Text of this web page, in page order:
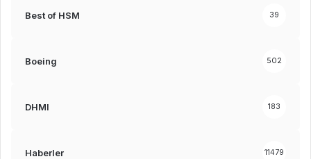
Best of HSM 39
Boeing 502
DHMI 183
Haberler 11479